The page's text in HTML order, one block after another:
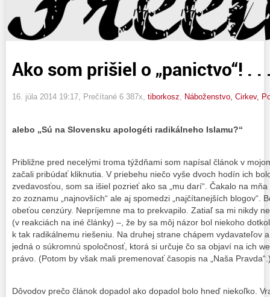
Komerčné blogy
Ako som prišiel o „panictvo“! . .
16. júla 2014 19:17 , Prečítané 6 387x, tiborkosz Náboženstvo, Cirkev,
alebo „Sú na Slovensku apologéti radikálneho Islamu?“
Približne pred necelými troma týždňami som napísal článok v
začali pribúdať kliknutia. V priebehu niečo vyše dvoch hodín ich
zvedavosťou, som sa išiel pozrieť ako sa „mu darí“. Čakalo na
zo zoznamu „najnovších“ ale aj spomedzi „najčítanejších blogov“.
obeťou cenzúry. Nepríjemne ma to prekvapilo. Zatiaľ sa mi nikdy
(v reakciách na iné články) –, že by sa môj názor bol niekoho
k tak radikálnemu riešeniu. Na druhej strane chápem vydavateľov
jedná o súkromnú spoločnosť, ktorá si určuje čo sa objaví na ich
právo. (Potom by však mali premenovať časopis na „Naša
Dôvodov prečo článok dopadol ako dopadol bolo hneď niekoľko.